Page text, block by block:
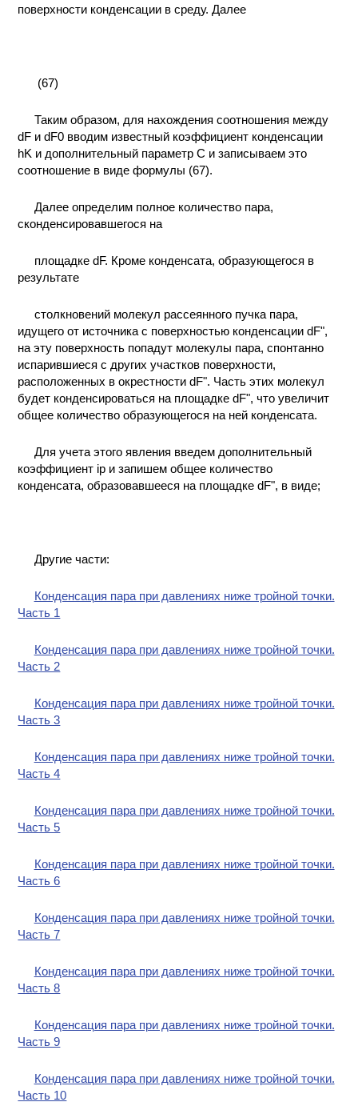
поверхности конденсации в среду. Далее
(67)
Таким образом, для нахождения соотношения между
dF и dF0 вводим известный коэффициент конденсации
hK и дополнительный параметр С и записываем это
соотношение в виде формулы (67).
Далее определим полное количество пара,
сконденсировавшегося на
площадке dF. Кроме конденсата, образующегося в
результате
столкновений молекул рассеянного пучка пара,
идущего от источника с поверхностью конденсации dF",
на эту поверхность попадут молекулы пара, спонтанно
испарившиеся с других участков поверхности,
расположенных в окрестности dF". Часть этих молекул
будет конденсироваться на площадке dF", что увеличит
общее количество образующегося на ней конденсата.
Для учета этого явления введем дополнительный
коэффициент ip и запишем общее количество
конденсата, образовавшееся на площадке dF", в виде;
Другие части:
Конденсация пара при давлениях ниже тройной точки.
Часть 1
Конденсация пара при давлениях ниже тройной точки.
Часть 2
Конденсация пара при давлениях ниже тройной точки.
Часть 3
Конденсация пара при давлениях ниже тройной точки.
Часть 4
Конденсация пара при давлениях ниже тройной точки.
Часть 5
Конденсация пара при давлениях ниже тройной точки.
Часть 6
Конденсация пара при давлениях ниже тройной точки.
Часть 7
Конденсация пара при давлениях ниже тройной точки.
Часть 8
Конденсация пара при давлениях ниже тройной точки.
Часть 9
Конденсация пара при давлениях ниже тройной точки.
Часть 10